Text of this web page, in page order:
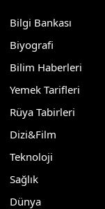
Bilgi Bankası
Biyografi
Bilim Haberleri
Yemek Tarifleri
Rüya Tabirleri
Dizi&Film
Teknoloji
Sağlık
Dünya